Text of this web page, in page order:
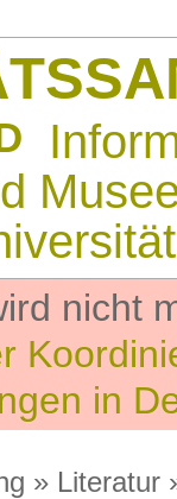
nicht
in
» Literatur